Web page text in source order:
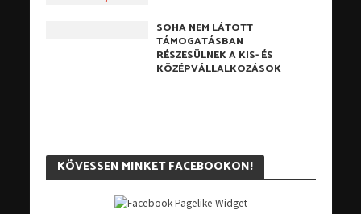
SOHA NEM LÁTOTT
TÁMOGATÁSBAN
RÉSZESÜLNEK A KIS- ÉS
KÖZÉPVÁLLALKOZÁSOK
KÖVESSEN MINKET FACEBOOKON!